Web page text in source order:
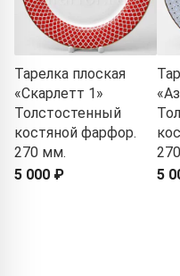
Тарелка плоская
«Скарлетт 1»
Толстостенный
костяной фарфор.
270 мм.
5 000 ₽
5